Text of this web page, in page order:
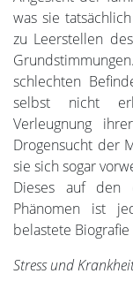
was sie
zu Leerstellen
schlechten
selbst nicht
Verleugnung
Drogensucht der
sie sich sogar
Dieses auf den
Phänomen ist
belastete
Stress und